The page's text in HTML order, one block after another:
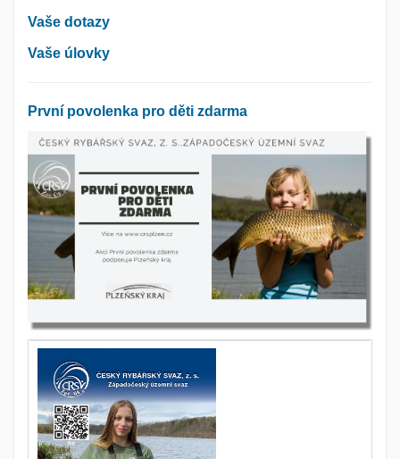
Vaše dotazy
Vaše úlovky
První povolenka pro děti zdarma